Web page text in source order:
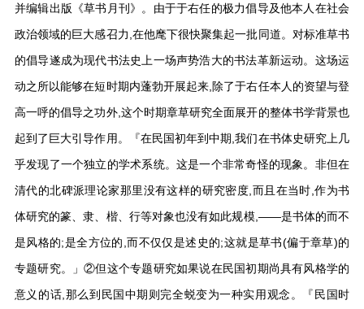
并编辑出版《草书月刊》。由于于右任的极力倡导及他本人在社会
政治领域的巨大感召力,在他麾下很快聚集起一批同道。对标准草书
的倡导遂成为现代书法史上一场声势浩大的书法革新运动。这场运
动之所以能够在短时期内蓬勃开展起来,除了于右任本人的资望与登
高一呼的倡导之功外,这个时期章草研究全面展开的整体书学背景也
起到了巨大引导作用。『在民国初年到中期,我们在书体史研究上几
乎发现了一个独立的学术系统。这是一个非常奇怪的现象。非但在
清代的北碑派理论家那里没有这样的研究密度,而且在当时,作为书
体研究的篆、隶、楷、行等对象也没有如此规模,——是书体的而不
是风格的;是全方位的,而不仅仅是述史的;这就是草书(偏于章草)的
专题研究。」②但这个专题研究如果说在民国初期尚具有风格学的
意义的话,那么到民国中期则完全蜕变为一种实用观念。『民国时